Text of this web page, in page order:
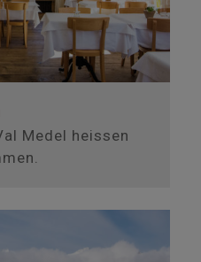
Medel heissen